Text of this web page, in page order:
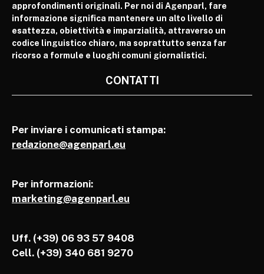
approfondimenti originali. Per noi di Agenparl, fare
informazione significa mantenere un alto livello di
esattezza, obiettività e imparzialità, attraverso un
codice linguistico chiaro, ma soprattutto senza far
ricorso a formule e luoghi comuni giornalistici.
CONTATTI
Per inviare i comunicati stampa:
redazione@agenparl.eu
Per informazioni:
marketing@agenparl.eu
Uff. (+39) 06 93 57 9408
Cell. (+39) 340 681 9270